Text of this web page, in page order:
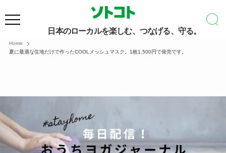
日本のローカルを楽しむ、つなげる、守る。
Home
夏に最適な生地だけで作ったCOOLメッシュマスク。1枚1,500円で発売です。